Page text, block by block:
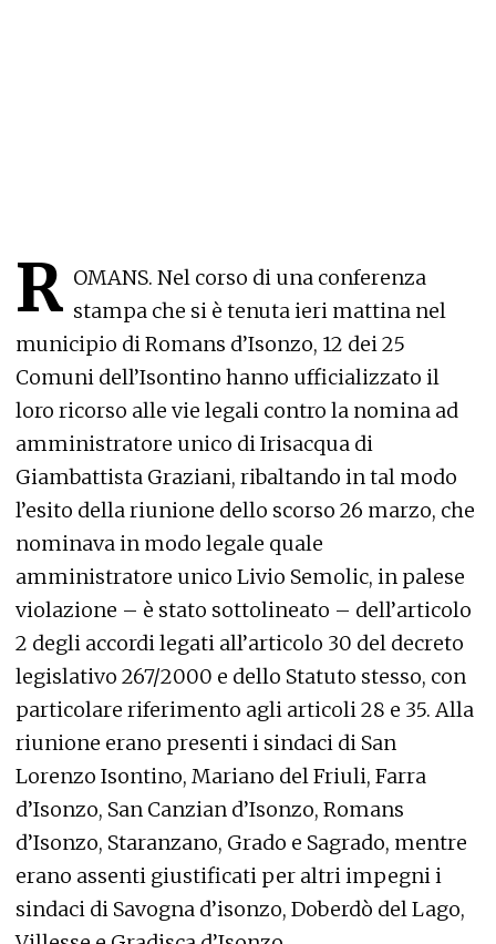
R OMANS. Nel corso di una conferenza
stampa che si è tenuta ieri mattina nel
municipio di Romans d’Isonzo, 12 dei 25
Comuni dell’Isontino hanno ufficializzato il
loro ricorso alle vie legali contro la nomina ad
amministratore unico di Irisacqua di
Giambattista Graziani, ribaltando in tal modo
l’esito della riunione dello scorso 26 marzo, che
nominava in modo legale quale
amministratore unico Livio Semolic, in palese
violazione – è stato sottolineato – dell’articolo
2 degli accordi legati all’articolo 30 del decreto
legislativo 267/2000 e dello Statuto stesso, con
particolare riferimento agli articoli 28 e 35. Alla
riunione erano presenti i sindaci di San
Lorenzo Isontino, Mariano del Friuli, Farra
d’Isonzo, San Canzian d’Isonzo, Romans
d’Isonzo, Staranzano, Grado e Sagrado, mentre
erano assenti giustificati per altri impegni i
sindaci di Savogna d’isonzo, Doberdò del Lago,